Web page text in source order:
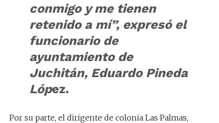
conmigo y me tienen
retenido a mí”, expresó el
funcionario de
ayuntamiento de
Juchitán, Eduardo Pineda
López.
Por su parte, el dirigente de colonia Las Palmas,